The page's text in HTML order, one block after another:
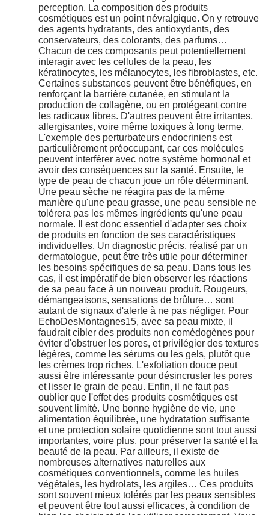
perception. La composition des produits
cosmétiques est un point névralgique. On y retrouve
des agents hydratants, des antioxydants, des
conservateurs, des colorants, des parfums…
Chacun de ces composants peut potentiellement
interagir avec les cellules de la peau, les
kératinocytes, les mélanocytes, les fibroblastes, etc.
Certaines substances peuvent être bénéfiques, en
renforçant la barrière cutanée, en stimulant la
production de collagène, ou en protégeant contre
les radicaux libres. D'autres peuvent être irritantes,
allergisantes, voire même toxiques à long terme.
L'exemple des perturbateurs endocriniens est
particulièrement préoccupant, car ces molécules
peuvent interférer avec notre système hormonal et
avoir des conséquences sur la santé. Ensuite, le
type de peau de chacun joue un rôle déterminant.
Une peau sèche ne réagira pas de la même
manière qu'une peau grasse, une peau sensible ne
tolérera pas les mêmes ingrédients qu'une peau
normale. Il est donc essentiel d'adapter ses choix
de produits en fonction de ses caractéristiques
individuelles. Un diagnostic précis, réalisé par un
dermatologue, peut être très utile pour déterminer
les besoins spécifiques de sa peau. Dans tous les
cas, il est impératif de bien observer les réactions
de sa peau face à un nouveau produit. Rougeurs,
démangeaisons, sensations de brûlure… sont
autant de signaux d'alerte à ne pas négliger. Pour
EchoDesMontagnes15, avec sa peau mixte, il
faudrait cibler des produits non comédogènes pour
éviter d'obstruer les pores, et privilégier des textures
légères, comme les sérums ou les gels, plutôt que
les crèmes trop riches. L'exfoliation douce peut
aussi être intéressante pour désincruster les pores
et lisser le grain de peau. Enfin, il ne faut pas
oublier que l'effet des produits cosmétiques est
souvent limité. Une bonne hygiène de vie, une
alimentation équilibrée, une hydratation suffisante
et une protection solaire quotidienne sont tout aussi
importantes, voire plus, pour préserver la santé et la
beauté de la peau. Par ailleurs, il existe de
nombreuses alternatives naturelles aux
cosmétiques conventionnels, comme les huiles
végétales, les hydrolats, les argiles… Ces produits
sont souvent mieux tolérés par les peaux sensibles
et peuvent être tout aussi efficaces, à condition de